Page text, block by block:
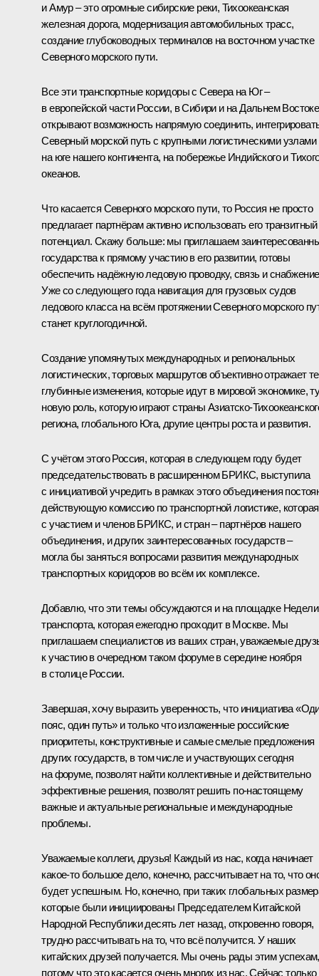
и Амур – это огромные сибирские реки, Тихоокеанская
железная дорога, модернизация автомобильных трасс,
создание глубоководных терминалов на восточном участке
Северного морского пути.
Все эти транспортные коридоры с Севера на Юг –
в европейской части России, в Сибири и на Дальнем
открывают возможность напрямую соединить,
Северный морской путь с крупными логистическими узлами
на юге нашего континента, на побережье Индийского и
океанов.
Что касается Северного морского пути, то Россия не просто
предлагает партнёрам активно использовать его транзитный
потенциал. Скажу больше: мы приглашаем
государства к прямому участию в его развитии, готовы
обеспечить надёжную ледовую проводку, связь и
Уже со следующего года навигация для грузовых судов
ледового класса на всём протяжении Северного морского
станет круглогодичной.
Создание упомянутых международных и региональных
логистических, торговых маршрутов объективно отражает те
глубинные изменения, которые идут в мировой экономике,
новую роль, которую играют страны Азиатско-
региона, глобального Юга, другие центры роста и развития.
С учётом этого Россия, которая в следующем году будет
председательствовать в расширенном БРИКС, выступила
с инициативой учредить в рамках этого объединения
действующую комиссию по транспортной логистике,
с участием и членов БРИКС, и стран – партнёров нашего
объединения, и других заинтересованных государств –
могла бы заняться вопросами развития международных
транспортных коридоров во всём их комплексе.
Добавлю, что эти темы обсуждаются и на площадке Недели
транспорта, которая ежегодно проходит в Москве. Мы
приглашаем специалистов из ваших стран, уважаемые
к участию в очередном таком форуме в середине ноября
в столице России.
Завершая, хочу выразить уверенность, что инициатива
пояс, один путь» и только что изложенные российские
приоритеты, конструктивные и самые смелые предложения
других государств, в том числе и участвующих сегодня
на форуме, позволят найти коллективные и действительно
эффективные решения, позволят решить по-настоящему
важные и актуальные региональные и международные
проблемы.
Уважаемые коллеги, друзья! Каждый из нас, когда начинает
какое-то большое дело, конечно, рассчитывает на то, что
будет успешным. Но, конечно, при таких глобальных
которые были инициированы Председателем Китайской
Народной Республики десять лет назад, откровенно говоря,
трудно рассчитывать на то, что всё получится. У наших
китайских друзей получается. Мы очень рады этим успехам,
потому что это касается очень многих из нас. Сейчас только